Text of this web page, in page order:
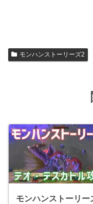
モンハンストーリーズ2
モンハンストーリー